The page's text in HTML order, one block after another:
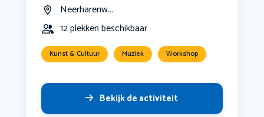
Neerharenw...
12 plekken beschikbaar
Kunst & Cultuur Muziek Workshop
Bekijk de activiteit